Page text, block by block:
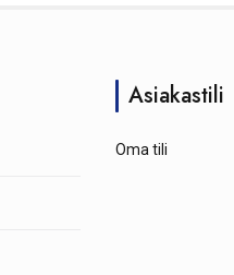
Asiakastili
Oma tili